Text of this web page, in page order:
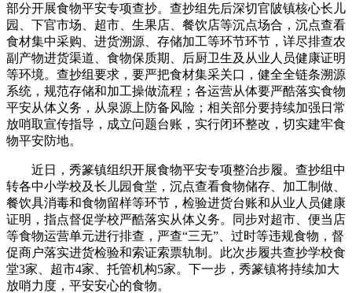
部分开展食物平安专项查抄。查抄组先后深切官陂镇核心长儿
园、下官市场、超市、生果店、餐饮店等沉点场合，沉点查看
食材集中采购、进货溯源、存储加工等环节环节，详尽排查农
副产物进货渠道、食物保质期、后厨卫生及从业人员健康证明
等环境。查抄组要求，要严把食材集采关口，健全全链条溯源
系统，规范存储和加工操做流程；各运营从体要严酷落实食物
平安从体义务，从泉源上防备风险；相关部分要持续加强日常
放哨取宣传指导，成立问题台账，实行闭环整改，切实建牢食
物平安防地。
近日，秀篆镇组织开展食物平安专项整治步履。查抄组中
转各中小学校及长儿园食堂，沉点查看食物储存、加工制做、
餐饮具消毒和食物留样等环节，检验进货台账和从业人员健康
证明，指点督促学校严酷落实从体义务。同步对超市、便当店
等食物运营单元进行排查，严查“三无”、过时等违规食物，督
促商户落实进货检验和索证索票轨制。此次步履共查抄学校食
堂3家、超市4家、托管机构5家。下一步，秀篆镇将持续加大
放哨力度，平安安心的食物。